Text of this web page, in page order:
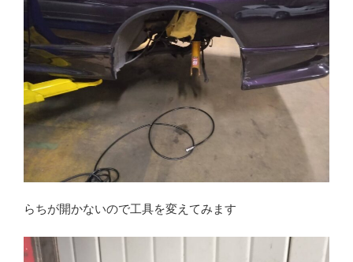
らちが開かないので工具を変えてみます